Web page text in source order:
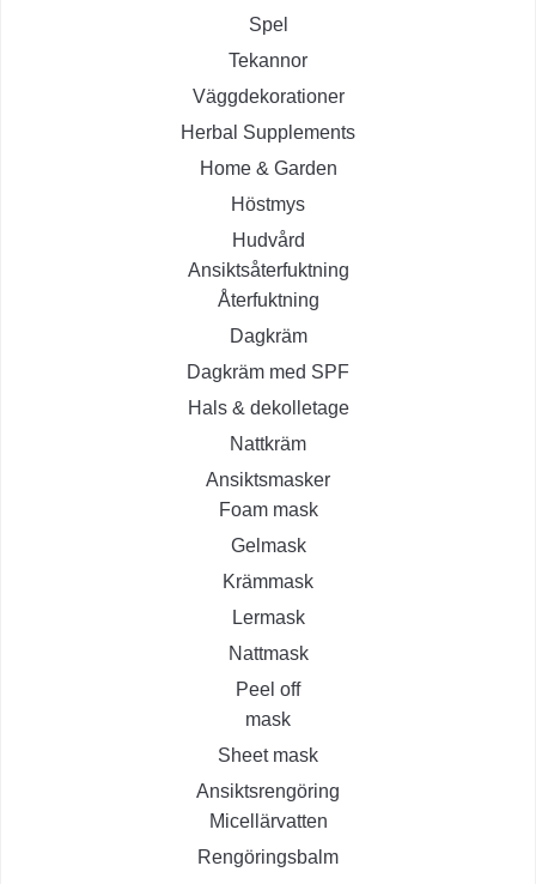
Spel
Tekannor
Väggdekorationer
Herbal Supplements
Home & Garden
Höstmys
Hudvård
Ansiktsåterfuktning
Återfuktning
Dagkräm
Dagkräm med SPF
Hals & dekolletage
Nattkräm
Ansiktsmasker
Foam mask
Gelmask
Krämmask
Lermask
Nattmask
Peel off
mask
Sheet mask
Ansiktsrengöring
Micellärvatten
Rengöringsbalm